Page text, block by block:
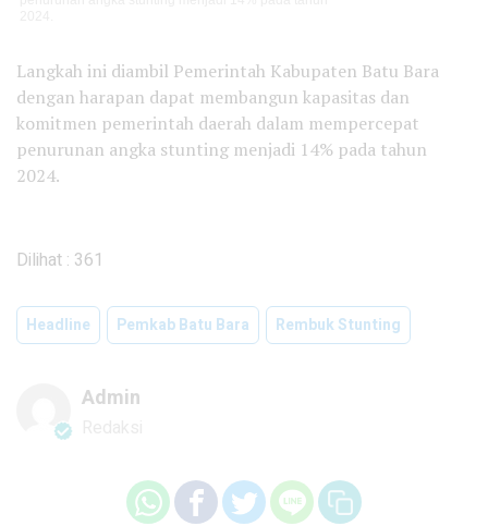
Langkah ini diambil Pemerintah Kabupaten Batu Bara
dengan harapan dapat membangun kapasitas dan
komitmen pemerintah daerah dalam mempercepat
penurunan angka stunting menjadi 14% pada tahun
2024.
Dilihat : 361
Headline Pemkab Batu Bara Rembuk Stunting
Admin